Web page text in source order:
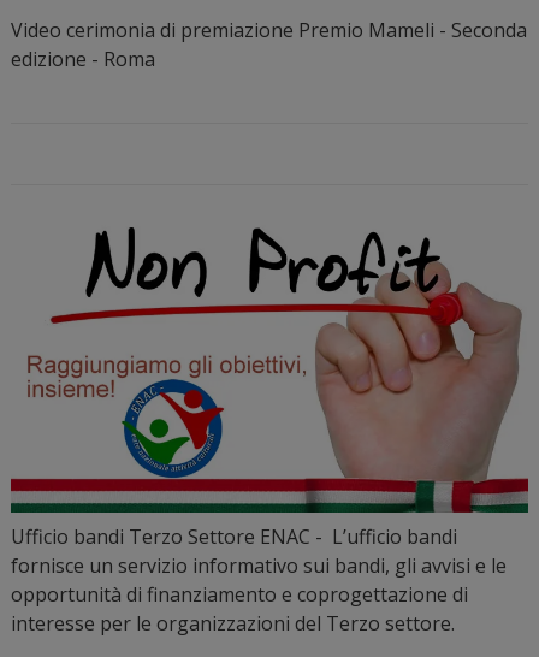
Video cerimonia di premiazione Premio Mameli - Seconda
edizione - Roma
Ufficio bandi Terzo Settore ENAC - L’ufficio bandi
fornisce un servizio informativo sui bandi, gli avvisi e le
opportunità di finanziamento e coprogettazione di
interesse per le organizzazioni del Terzo settore.